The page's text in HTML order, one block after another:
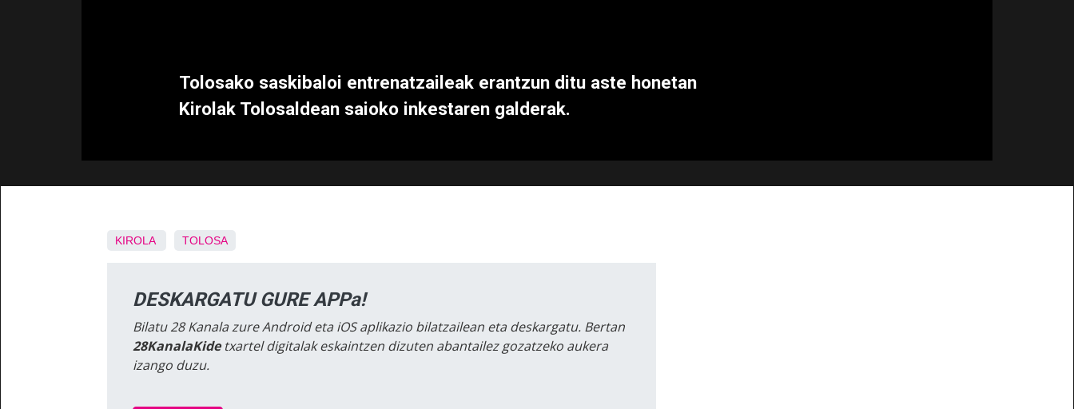
Tolosako saskibaloi entrenatzaileak erantzun ditu aste honetan
Kirolak Tolosaldean saioko inkestaren galderak.
KIROLA TOLOSA
DESKARGATU GURE APPa!
Bilatu 28 Kanala zure Android eta iOS aplikazio bilatzailean eta deskargatu. Bertan
28KanalaKidetxartel digitalak eskaintzen dizuten abantailez gozatzeko aukera
izango duzu.